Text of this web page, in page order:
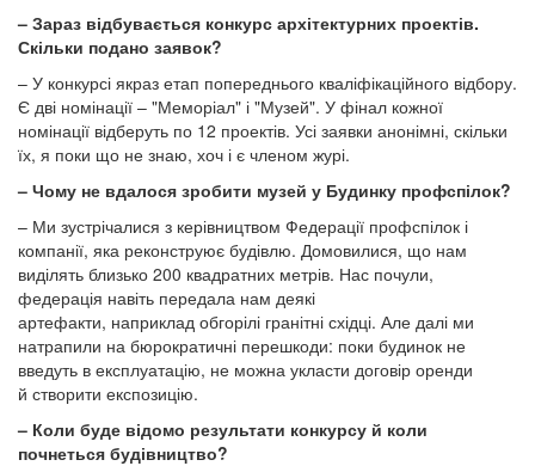
– Зараз відбувається конкурс архітектурних проектів.
Скільки подано заявок?
– У конкурсі якраз етап попереднього кваліфікаційного відбору.
Є дві номінації – "Меморіал" і "Музей". У фінал кожної
номінації відберуть по 12 проектів. Усі заявки анонімні, скільки
їх, я поки що не знаю, хоч і є членом журі.
– Чому не вдалося зробити музей у Будинку профспілок?
– Ми зустрічалися з керівництвом Федерації профспілок і
компанії, яка реконструює будівлю. Домовилися, що нам
виділять близько 200 квадратних метрів. Нас почули,
федерація навіть передала нам деякі
артефакти, наприклад обгорілі гранітні східці. Але далі ми
натрапили на бюрократичні перешкоди: поки будинок не
введуть в експлуатацію, не можна укласти договір оренди
й створити експозицію.
– Коли буде відомо результати конкурсу й коли
почнеться будівництво?